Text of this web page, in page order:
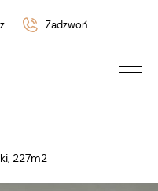
Zadzwoń
227m2